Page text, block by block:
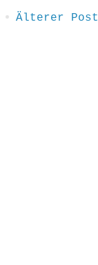
Älterer Post